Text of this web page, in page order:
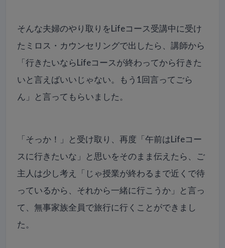
そんな夫婦のやり取りをLifeコース受講中に受け
たミロス・カウンセリングで出したら、講師から
「行きたいならLifeコースが終わってから行きた
いと言えばいいじゃない。もう1回言ってごら
ん」と言ってもらいました。
「そっか！」と受け取り、再度「午前はLifeコー
スに行きたいな」と思いをそのまま伝えたら、ご
主人は少し考え「じゃ授業が終わるまで近くで待
っているから、それから一緒に行こうか」と言っ
て、無事家族全員で旅行に行くことができまし
た。